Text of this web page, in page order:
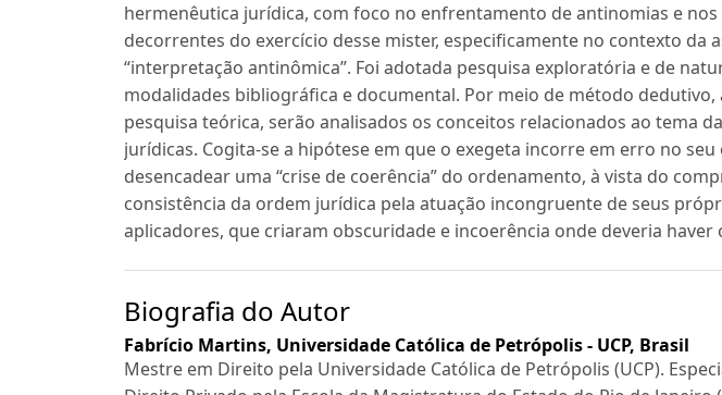
hermenêutica jurídica, com foco no enfrentamento de antinomias e
decorrentes do exercício desse mister, especificamente no contexto da
“interpretação antinômica”. Foi adotada pesquisa exploratória e de
modalidades bibliográfica e documental. Por meio de método
pesquisa teórica, serão analisados os conceitos relacionados ao tema
jurídicas. Cogita-se a hipótese em que o exegeta incorre em erro no
desencadear uma “crise de coerência” do ordenamento, à vista do
consistência da ordem jurídica pela atuação incongruente de seus
aplicadores, que criaram obscuridade e incoerência onde deveria haver
Biografia do Autor
Fabrício Martins, Universidade Católica de Petrópolis - UCP, Brasil
Mestre em Direito pela Universidade Católica de Petrópolis (UCP).